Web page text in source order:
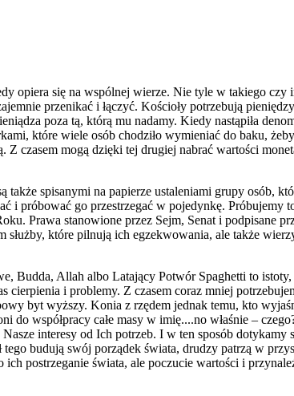
opiera się na wspólnej wierze. Nie tyle w takiego
przenikać i łączyć. Kościoły potrzebują
poza tą, którą mu nadamy. Kiedy nastąpiła
które wiele osób chodziło wymieniać do baku,
czasem mogą dzięki tej drugiej nabrać wartości
spisanymi na papierze ustaleniami grupy osób,
i próbować go przestrzegać w pojedynkę.
Prawa stanowione przez Sejm, Senat i podpisane
które pilnują ich egzekwowania, ale także
Budda, Allah albo Latający Potwór Spaghetti to
cierpienia i problemy. Z czasem coraz mniej
byt wyższy. Konia z rzędem jednak temu, kto
współpracy całe masy w imię....no właśnie –
interesy od Ich potrzeb. I w ten sposób dotykamy
budują swój porządek świata, drudzy patrzą w
postrzeganie świata, ale poczucie wartości i